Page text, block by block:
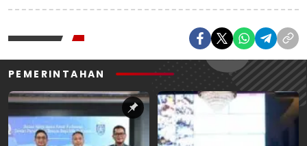
PEMERINTAHAN